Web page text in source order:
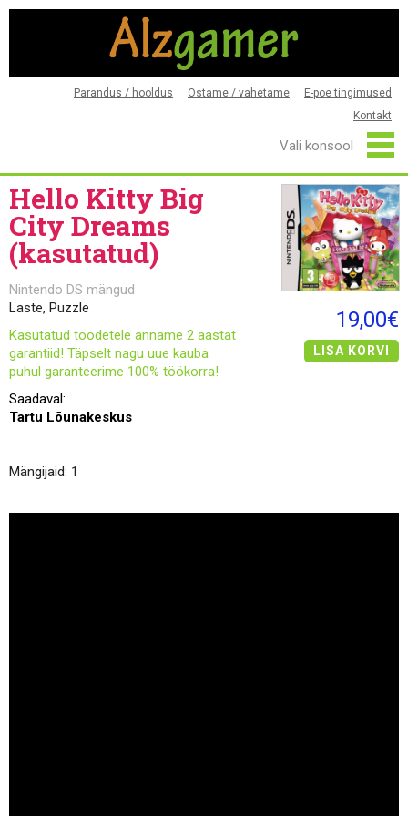
Parandus / hooldus Ostame / vahetame
E-poe tingimused
Kontakt
Hello Kitty Big
City Dreams
(kasutatud)
Nintendo DS mängud
Laste, Puzzle
Kasutatud toodetele anname 2 aastat
garantiid! Täpselt nagu uue kauba
puhul garanteerime 100% töökorra!
Saadaval:
Tartu Lõunakeskus
19,00€
LISA KORVI
Mängijaid: 1